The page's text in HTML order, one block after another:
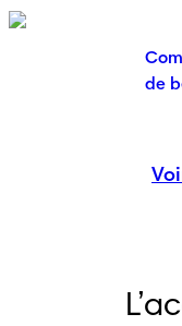
de